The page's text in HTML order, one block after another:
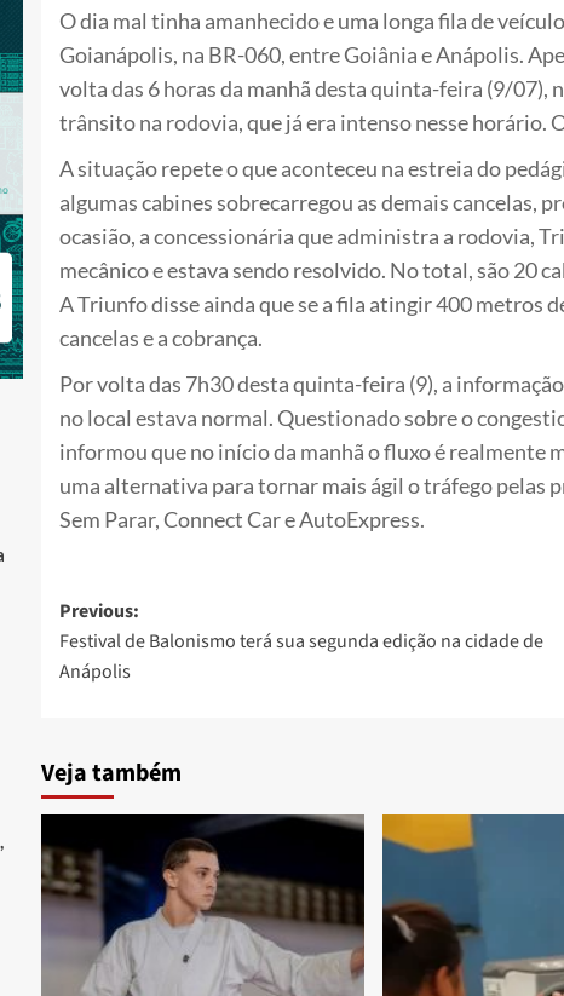
O dia mal tinha amanhecido e uma longa fila de
Goianápolis, na BR-060, entre Goiânia e Anápolis.
volta das 6 horas da manhã desta quinta-feira (9/
trânsito na rodovia, que já era intenso nesse
A situação repete o que aconteceu na estreia do
algumas cabines sobrecarregou as demais cancelas,
ocasião, a concessionária que administra a rodovia,
mecânico e estava sendo resolvido. No total, são 20
A Triunfo disse ainda que se a fila atingir 400 metros
cancelas e a cobrança.
Por volta das 7h30 desta quinta-feira (9), a
no local estava normal. Questionado sobre o
informou que no início da manhã o fluxo é realmente
uma alternativa para tornar mais ágil o tráfego pelas
Sem Parar, Connect Car e AutoExpress.
Post
navigation
Previous:
Festival de Balonismo terá sua segunda edição na cidade de
Anápolis
Veja também